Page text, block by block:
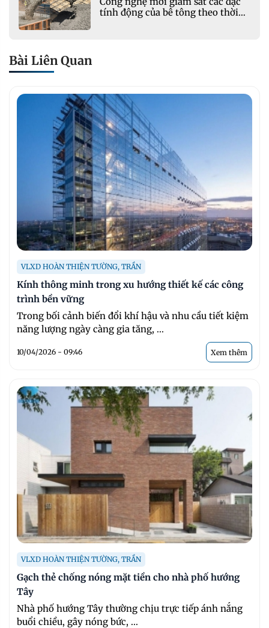
tính động của bê tông theo thời
Bài Liên Quan
VLXD HOÀN THIỆN TƯỜNG, TRẦN
Kính thông minh trong xu hướng thiết kế các công
trình bền vững
Trong bối cảnh biến đổi khí hậu và nhu cầu tiết kiệm
năng lượng ngày càng gia tăng, ...
10/04/2026 - 09:46 Xem thêm
VLXD HOÀN THIỆN TƯỜNG, TRẦN
Gạch thẻ chống nóng mặt tiền cho nhà phố hướng
Tây
Nhà phố hướng Tây thường chịu trực tiếp ánh nắng
buổi chiều, gây nóng bức, ...